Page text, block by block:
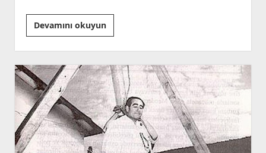
Devamını okuyunIKBY
Referandumu
ve
Barzani